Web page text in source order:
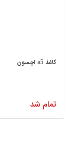
کاغذ a5 اچسون
تمام شد